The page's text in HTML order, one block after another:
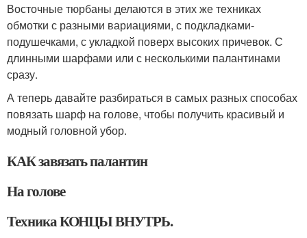
Восточные тюрбаны делаются в этих же техниках
обмотки с разными вариациями, с подкладками-
подушечками, с укладкой поверх высоких причевок. С
длинными шарфами или с несколькими палантинами
сразу.
А теперь давайте разбираться в самых разных способах
повязать шарф на голове, чтобы получить красивый и
модный головной убор.
КАК завязать палантин
На голове
Техника КОНЦЫ ВНУТРЬ.